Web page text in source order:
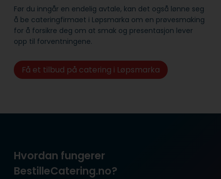
Før du inngår en endelig avtale, kan det også lønne seg
å be cateringfirmaet i Løpsmarka om en prøvesmaking
for å forsikre deg om at smak og presentasjon lever
opp til forventningene.
Få et tilbud på catering i Løpsmarka
Hvordan fungerer
BestilleCatering.no?